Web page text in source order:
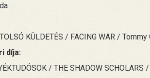
KÜLDETÉS / FACING WAR /
díja:
/ THE SHADOW